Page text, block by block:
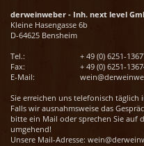
derweinweber - Inh. next level
Kleine Hasengasse 6b
D-64625 Bensheim
Tel.:
+ 49 (0) 6251-
Fax:
+ 49 (0) 6251-
E-Mail:
Sie erreichen uns telefonisch täglich
Falls wir ausnahmsweise das
bitte ein Mail oder sprechen Sie auf
umgehend!
Unsere Mail-Adresse: